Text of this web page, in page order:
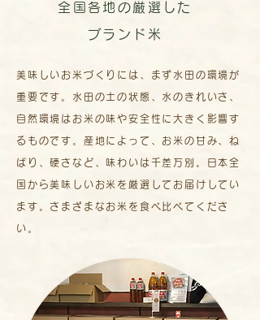
全国各地の厳選した
ブランド米
美味しいお米づくりには、まず水田の環境が
重要です。水田の土の状態、水のきれいさ、
自然環境はお米の味や安全性に大きく影響す
るものです。産地によって、お米の甘み、ね
ばり、硬さなど、味わいは千差万別。日本全
国から美味しいお米を厳選してお届けしてい
ます。さまざまなお米を食べ比べてくださ
い。